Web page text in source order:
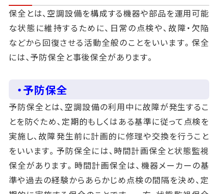
保全とは、空調設備を構成する機器や部品を運用可能
な状態に維持するために、日常の点検や、故障・欠陥
などから回復させる活動全般のことをいいます。保全
には、予防保全と事後保全があります。
・予防保全
予防保全とは、空調設備の利用中に故障が発生するこ
とを防ぐため、定期的もしくはある基準に従って点検を
実施し、故障発生前に計画的に修理や交換を行うこと
をいいます。予防保全には、時間計画保全と状態監視
保全があります。時間計画保全は、機器メーカーの基
準や過去の経験からあらかじめ点検の間隔を決め、定